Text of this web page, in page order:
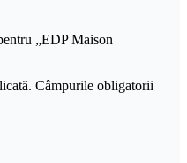
„EDP Maison
Câmpurile obligatorii